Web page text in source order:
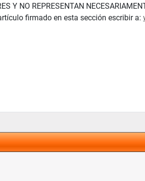
Y NO REPRESENTAN
firmado en esta sección escribir a: